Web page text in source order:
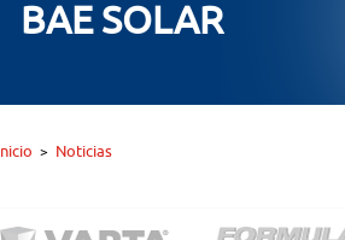
BAE SOLAR
Inicio > Noticias